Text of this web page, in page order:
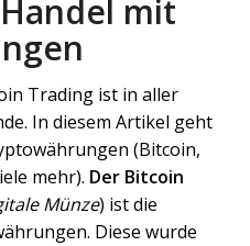
mit
Trading ist in aller
In diesem Artikel geht
(Bitcoin,
mehr). Der Bitcoin
Münze) ist die
Diese wurde